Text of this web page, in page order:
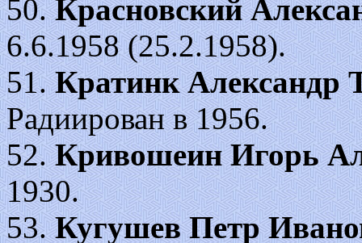
50.Красновский
6.6.1958 (25.2.1958).
51.Кратинк Александр
Радиирован в 1956.
52.Кривошеин Игорь
1930.
53.Кугушев Петр